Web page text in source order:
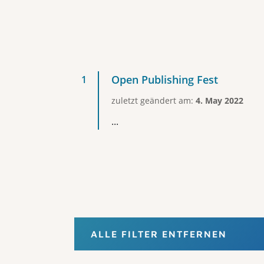
Open Publishing Fest
zuletzt geändert am: 4. May 2022
...
ALLE FILTER ENTFERNEN